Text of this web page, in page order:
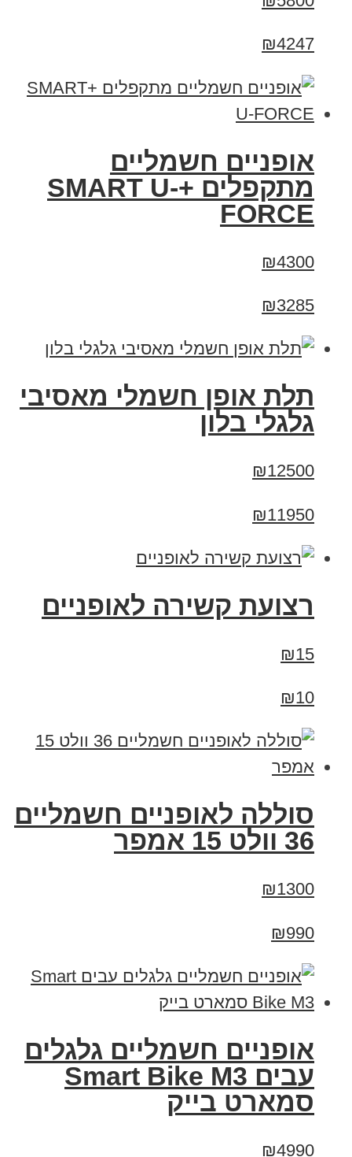
₪4247
אופניים חשמליים
מתקפלים +SMART U-
FORCE
₪4300
₪3285
תלת אופן חשמלי מאסיבי
גלגלי בלון
₪12500
₪11950
רצועת קשירה לאופניים
₪15
₪10
סוללה לאופניים חשמליים
36 וולט 15 אמפר
₪1300
₪990
אופניים חשמליים גלגלים
עבים Smart Bike M3
סמארט בייק
₪4990